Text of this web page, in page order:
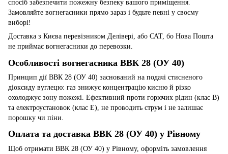
спосіб забезпечити пожежну безпеку вашого приміщення.
Замовляйте вогнегасники прямо зараз і будьте певні у своєму
виборі!
Доставка з Києва перевізником Делівері, або САТ, бо Нова Пошта
не приймає вогнегасники до перевозки.
Особливості вогнегасника ВВК 28 (ОУ 40)
Принцип дії ВВК 28 (ОУ 40) заснований на подачі стисненого
діоксиду вуглецю: газ знижує концентрацію кисню й різко
охолоджує зону пожежі. Ефективний проти горючих рідин (клас B)
та електроустановок (клас E), не проводить струм і не залишає
порошку чи піни.
Оплата та доставка ВВК 28 (ОУ 40) у Рівному
Щоб отримати ВВК 28 (ОУ 40) у Рівному, оформіть замовлення